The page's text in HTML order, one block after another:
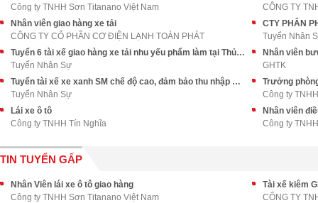
Công ty TNHH Sơn Titanano Việt Nam
CÔNG TY
Nhân viên giao hàng xe tải
CÔNG TY CỔ PHẦN CƠ ĐIỆN LẠNH TOÀN PHÁT
Tuyển Nhân
Tuyển 6 tài xế giao hàng xe tải nhu yếu phẩm làm tại Thủ Đức
Tuyển Nhân Sự
Nhân viên
GHTK
Tuyển tài xế xe xanh SM chế độ cao, đảm bảo thu nhập ổn định
Tuyển Nhân Sự
Trưởng
Công ty
Lái xe ô tô
Công ty TNHH Tín Nghĩa
Nhân viên
Công ty
TIN TUYỂN GẤP
Nhân Viên lái xe ô tô giao hàng
Công ty TNHH Sơn Titanano Việt Nam
Tài xế kiêm
CÔNG TY